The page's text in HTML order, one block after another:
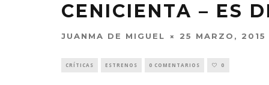
CENICIENTA – ES
JUANMA DE MIGUEL 25 MARZO, 2015
CRÍTICAS ESTRENOS 0 COMENTARIOS 0